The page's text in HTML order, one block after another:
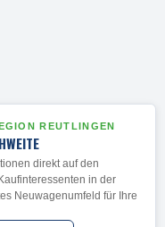
REUTLINGEN
direkt auf den
in der
Neuwagenumfeld für Ihre